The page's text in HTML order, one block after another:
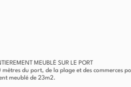
MEUBLÉ SUR LE PORT
mètres du port, de la plage et des commerces
meublé de 23m2.